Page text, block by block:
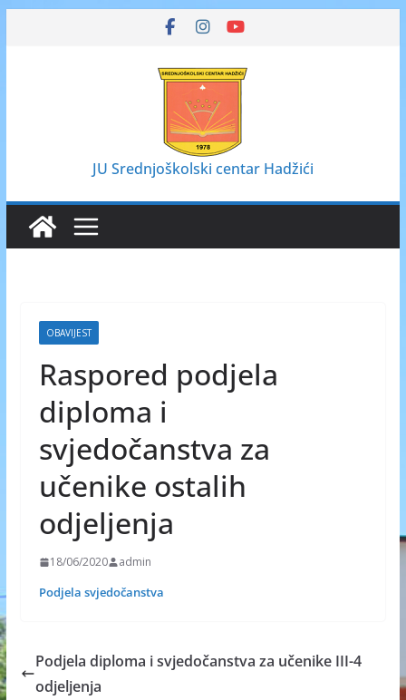
JU Srednjoškolski centar Hadžići
OBAVIJEST
Raspored podjela
diploma i
svjedočanstva za
učenike ostalih
odjeljenja
18/06/2020 admin
Podjela svjedočanstva
Podjela diploma i svjedočanstva za učenike III-4
odjeljenja